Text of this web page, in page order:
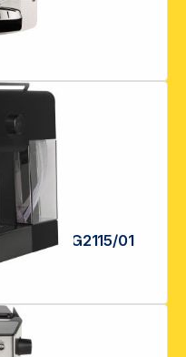
Gaggia ESPRESSO EVOLUTION nero EG2115/01